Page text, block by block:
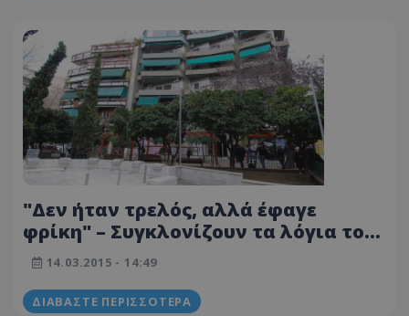
"Δεν ήταν τρελός, αλλά έφαγε
φρίκη" – Συγκλονίζουν τα λόγια του
πατέρα του άτυχου βρέφους που
πέταξε ο θείος του από το μπαλκόνι!
14.03.2015 - 14:49
ΔΙΑΒΆΣΤΕ ΠΕΡΙΣΣΌΤΕΡΑ